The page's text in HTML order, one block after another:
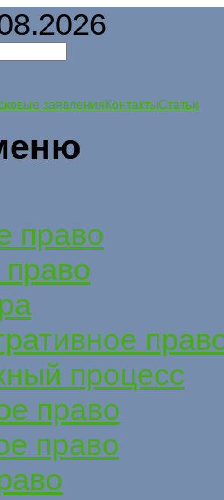
заявленияКонтактыСтатьи
право
процесс
право
право